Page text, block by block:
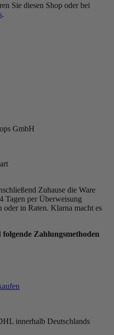
Sie diesen Shop oder bei
.
GmbH
Zuhause die Ware
Tagen per Überweisung
oder in Raten. Klarna macht es
Zahlungsmethoden
innerhalb Deutschlands